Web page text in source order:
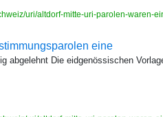
uri/altdorf-mitte-uri-parolen-waren-
eine
abgelehnt Die eidgenössischen